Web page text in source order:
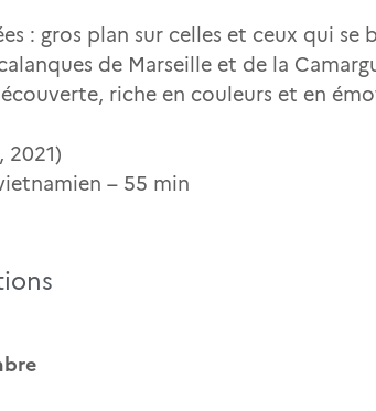
: gros plan sur celles et ceux qui
de Marseille et de la
riche en couleurs et en
2021)
– 55 min